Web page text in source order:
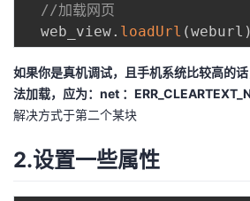
客
论
坛
的
圈
子
我
的
直
我
的
我
//加载网页
  web_view
. loadUrl (weburl )
如果你是真机调试，且手机系统比较高的
法加载，应为：net ：
解决方式于第二个某块
2.设置一些属性